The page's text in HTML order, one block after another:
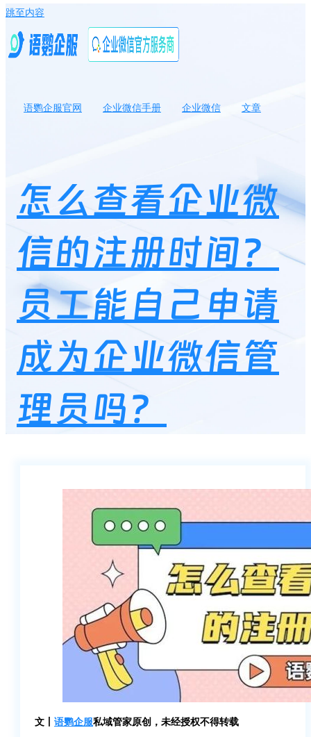
跳至内容
语鹦企服官网 企业微信手册 企业微信
文章
怎么查看企业微
信的注册时间？
员工能自己申请
成为企业微信管
理员吗？
文丨 语鹦企服私域管家原创，未经授权不得转载